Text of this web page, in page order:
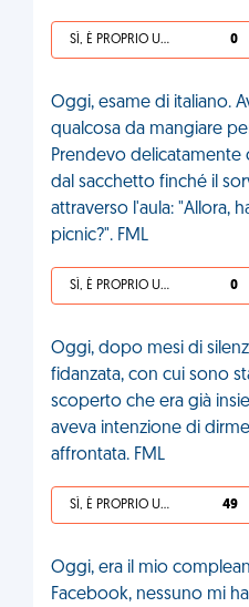
SÌ, È PROPRIO UNA VDM! 0
Oggi, esame di italiano.
qualcosa da mangiare
Prendevo delicatamente
dal sacchetto finché il
attraverso l'aula: "Allora,
picnic?". FML
SÌ, È PROPRIO UNA VDM! 0
Oggi, dopo mesi di
fidanzata, con cui sono
scoperto che era già
aveva intenzione di
affrontata. FML
SÌ, È PROPRIO UNA VDM! 49
Oggi, era il mio
Facebook, nessuno mi